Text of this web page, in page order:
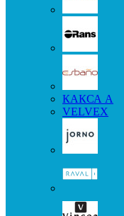
КАКСА А
VELVEX